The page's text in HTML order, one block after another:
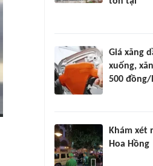
Giá xăng
xuống,
500
Khám xét
Hoa Hồng